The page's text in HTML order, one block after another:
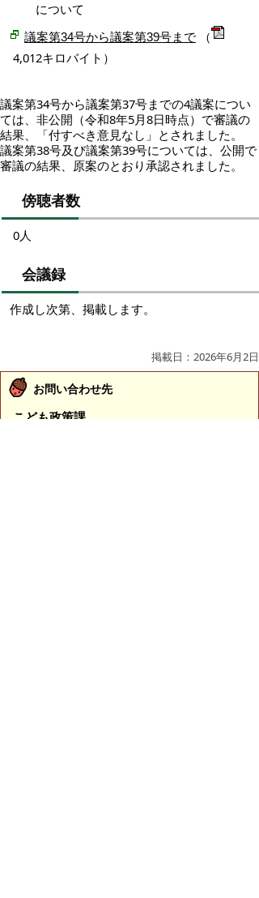
について
議案第34号から議案第39号まで
（
4,012キロバイト）
議案第34号から議案第37号までの4議案につい
ては、非公開（令和8年5月8日時点）で審議の
結果、「付すべき意見なし」とされました。
議案第38号及び議案第39号については、公開で
審議の結果、原案のとおり承認されました。
傍聴者数
0人
会議録
作成し次第、掲載します。
掲載日：2026年6月2日
お問い合わせ先
こども政策課